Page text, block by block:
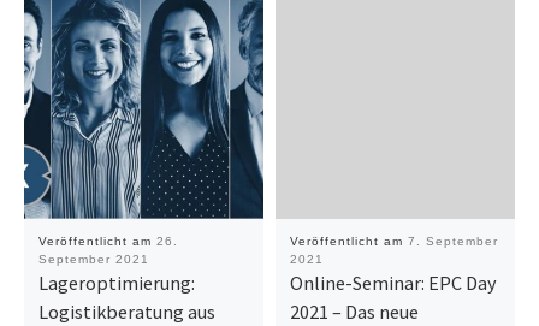
Veröffentlicht am 26.
September 2021
Lageroptimierung:
Logistikberatung aus
Veröffentlicht am 7. September
2021
Online-Seminar: EPC Day
2021 – Das neue